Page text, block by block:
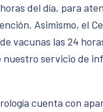
del día, para
Asimismo, el
vacunas las 24
servicio de
cuenta con